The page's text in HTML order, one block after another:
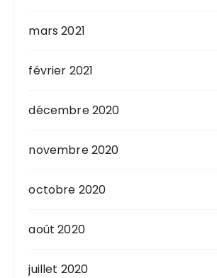
mars 2021
février 2021
décembre 2020
novembre 2020
octobre 2020
août 2020
juillet 2020